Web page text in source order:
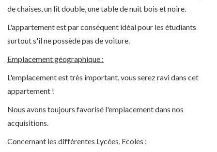
de chaises, un lit double, une table de nuit bois et noire.
L'appartement est par conséquent idéal pour les étudiants
surtout s'il ne possède pas de voiture.
Emplacement géographique :
L'emplacement est très important, vous serez ravi dans cet
appartement !
Nous avons toujours favorisé l'emplacement dans nos
acquisitions.
Concernant les différentes Lycées, Ecoles :